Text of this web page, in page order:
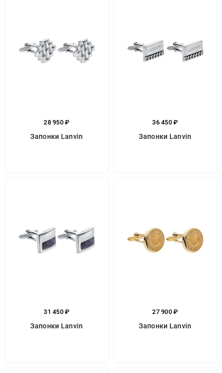
28 950 ₽
Запонки Lanvin
36 450 ₽
Запонки Lanvin
31 450 ₽
Запонки Lanvin
27 900 ₽
Запонки Lanvin